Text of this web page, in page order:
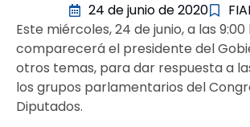
24 de junio de 2020
Este miércoles, 24 de junio, a las 9:00
comparecerá el presidente del
otros temas, para dar respuesta a
los grupos parlamentarios del
Diputados.